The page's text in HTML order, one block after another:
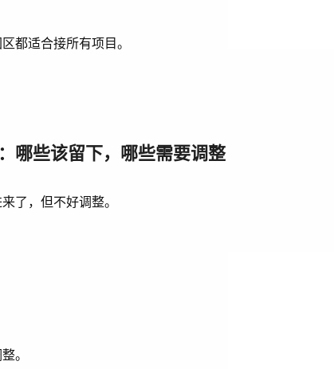
都适合接所有项目。
哪些该留下，哪些需要调整
了，但不好调整。
。